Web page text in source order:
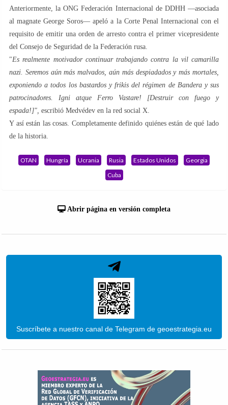
Anteriormente, la ONG Federación Internacional de DDHH —asociada
al magnate George Soros— apeló a la Corte Penal Internacional con el
requisito de emitir una orden de arresto contra el primer vicepresidente
del Consejo de Seguridad de la Federación rusa.
"Es realmente motivador continuar trabajando contra la vil camarilla
nazi. Seremos aún más malvados, aún más despiadados y más mortales,
exponiendo a todos los bastardos y frikis del régimen de Bandera y sus
patrocinadores. Igni atque Ferro Vastare! [Destruir con fuego y
espada!]", escribió Medvédev en la red social X.
Y así están las cosas. Completamente definido quiénes están de qué lado
de la historia.
OTAN Hungría Ucrania Rusia Estados Unidos
Georgia
Cuba
Abrir página en versión completa
Suscríbete a nuestro canal de Telegram de geoestrategia.eu